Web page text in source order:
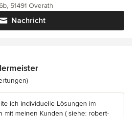
Nachricht
51491 Overath
5 von 5 Sternen
ich individuelle Lösungen im
mit meinen Kunden ( siehe: robert-